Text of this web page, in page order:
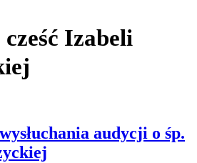
Izabeli
audycji o śp.